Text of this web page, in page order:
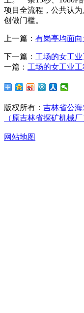
项目全流程，公共认
创做门槛。
上一篇： 有岗亭均面
下一篇： 工场的女工
一篇： 工场的女工业
版权所有： 吉林省公海
（原吉林省探矿机械厂
网站地图